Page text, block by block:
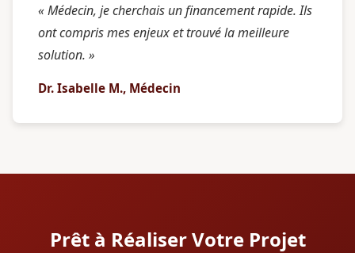
« Médecin, je cherchais un financement rapide. Ils
ont compris mes enjeux et trouvé la meilleure
solution. »
Dr. Isabelle M., Médecin
Prêt à Réaliser Votre Projet